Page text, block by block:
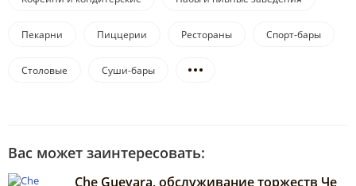
Пекарни Пиццерии Рестораны Спорт-бары
Столовые Суши-бары
Вас может заинтересовать:
Che Guevara, обслуживание торжеств Че